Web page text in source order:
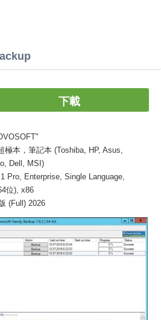
下載
極本，筆記本 (Toshiba, HP, Asus,
Dell, MSI)
Pro, Enterprise, Single Language,
位), x86
(Full) 2026